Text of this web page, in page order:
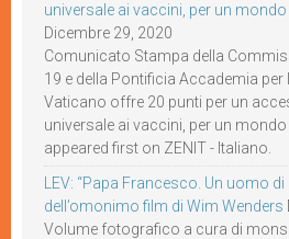
universale ai vaccini, per un
Dicembre 29, 2020
Comunicato Stampa della
19 e della Pontificia Accademia per
Vaticano offre 20 punti per un
universale ai vaccini, per un
appeared first on ZENIT - Italiano.
LEV: “Papa Francesco. Un uomo
dell’omonimo film di Wim Wenders
Volume fotografico a cura di